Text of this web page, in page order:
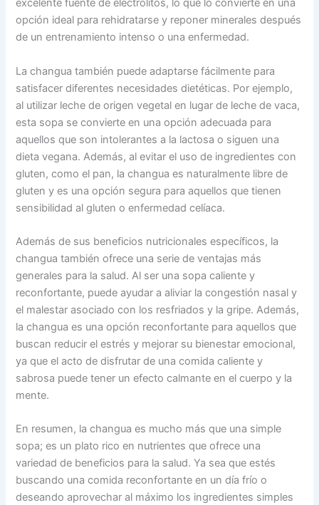
excelente fuente de electrolitos, lo que lo convierte en una
opción ideal para rehidratarse y reponer minerales después
de un entrenamiento intenso o una enfermedad.
La changua también puede adaptarse fácilmente para
satisfacer diferentes necesidades dietéticas. Por ejemplo,
al utilizar leche de origen vegetal en lugar de leche de vaca,
esta sopa se convierte en una opción adecuada para
aquellos que son intolerantes a la lactosa o siguen una
dieta vegana. Además, al evitar el uso de ingredientes con
gluten, como el pan, la changua es naturalmente libre de
gluten y es una opción segura para aquellos que tienen
sensibilidad al gluten o enfermedad celíaca.
Además de sus beneficios nutricionales específicos, la
changua también ofrece una serie de ventajas más
generales para la salud. Al ser una sopa caliente y
reconfortante, puede ayudar a aliviar la congestión nasal y
el malestar asociado con los resfriados y la gripe. Además,
la changua es una opción reconfortante para aquellos que
buscan reducir el estrés y mejorar su bienestar emocional,
ya que el acto de disfrutar de una comida caliente y
sabrosa puede tener un efecto calmante en el cuerpo y la
mente.
En resumen, la changua es mucho más que una simple
sopa; es un plato rico en nutrientes que ofrece una
variedad de beneficios para la salud. Ya sea que estés
buscando una comida reconfortante en un día frío o
deseando aprovechar al máximo los ingredientes simples